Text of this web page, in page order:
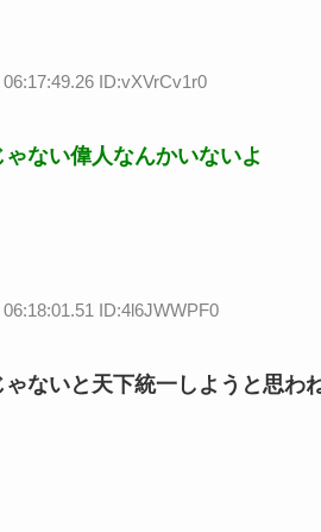
ID:vXVrCv1r0
ない偉人なんかいないよ
ID:4l6JWWPF0
ないと天下統一しようと思わ